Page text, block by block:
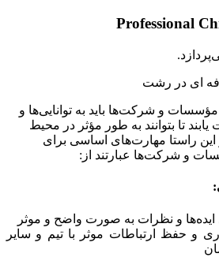
Professional
و شرکت‌ها باید به توانایی‌ها و
تا بتوانند به طور مؤثر در محیط
راستا مهارت‌های اساسی برای
و شرکت‌ها عبارتند از:
:
ایده‌ها و نظرات به صورت واضح و موثر
و حفظ ارتباطات موثر با تیم و سایر